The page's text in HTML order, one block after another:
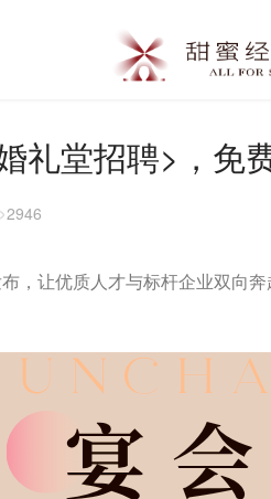
礼堂招聘>，免
2946
，让优质人才与标杆企业双向奔